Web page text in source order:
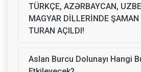
TÜRKÇE, AZƏRBAYCAN,
MAGYAR DİLLERİNDE ŞAMAN
TURAN AÇILDI!
Aslan Burcu Dolunayı Hangi